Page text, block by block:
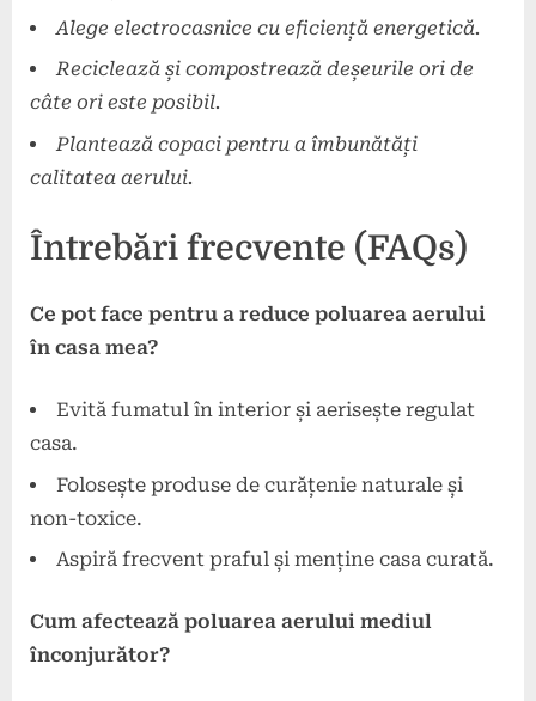
Alege electrocasnice cu eficiență energetică.
Reciclează și compostrează deșeurile ori de
câte ori este posibil.
Plantează copaci pentru a îmbunătăți
calitatea aerului.
Întrebări frecvente (FAQs)
Ce pot face pentru a reduce poluarea aerului
în casa mea?
Evită fumatul în interior și aerisește regulat
casa.
Folosește produse de curățenie naturale și
non-toxice.
Aspiră frecvent praful și menține casa curată.
Cum afectează poluarea aerului mediul
înconjurător?